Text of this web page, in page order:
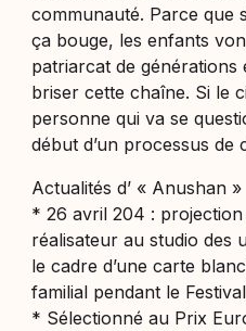
communauté. Parce que
ça bouge, les enfants
patriarcat de
briser cette chaîne. Si le
personne qui va se
début d’un processus de
Actualités d’ « Anushan »
* 26 avril 204 :
réalisateur au studio des
le cadre d’une carte
familial pendant le
* Sélectionné au Prix